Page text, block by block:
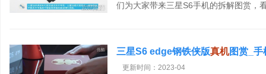
们为大家带来三星S6手机的拆解图赏，
三星S6 edge钢铁侠版真机图赏_手
更新时间：2023-04